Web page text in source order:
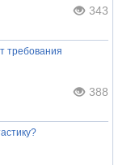
343
требования
388